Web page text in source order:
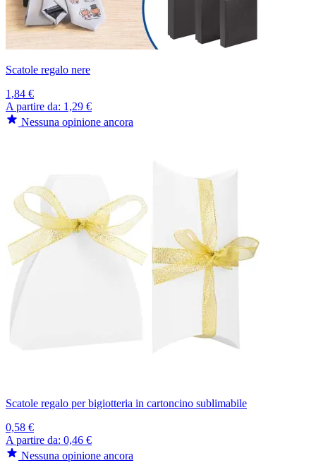
Scatole regalo nere
1,84 €
A partire da: 1,29 €
Nessuna opinione ancora
Scatole regalo per bigiotteria in cartoncino sublimabile
0,58 €
A partire da: 0,46 €
Nessuna opinione ancora